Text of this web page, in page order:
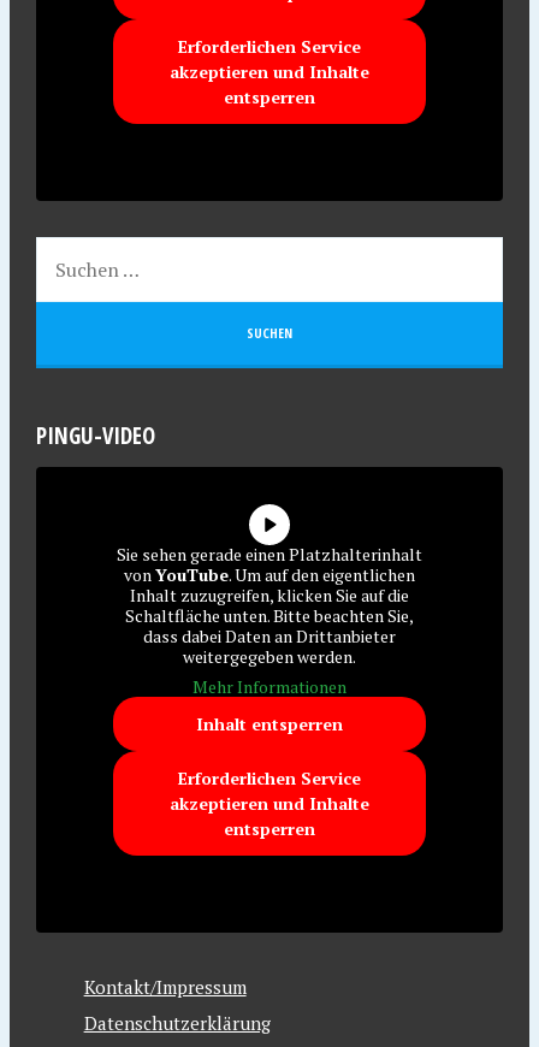
Erforderlichen Service
akzeptieren und Inhalte
entsperren
PINGU-VIDEO
Sie sehen gerade einen Platzhalterinhalt
vonYouTube. Um auf den eigentlichen
Inhalt zuzugreifen, klicken Sie auf die
Schaltfläche unten. Bitte beachten Sie,
dass dabei Daten an Drittanbieter
weitergegeben werden.
Mehr Informationen
Inhalt entsperren
Erforderlichen Service
akzeptieren und Inhalte
entsperren
Kontakt/Impressum
Datenschutzerklärung